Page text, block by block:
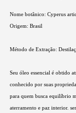
Nome botânico: Cyperus
Origem: Brasil
Método de Extração:
Seu óleo essencial é obtido
conhecido por suas
para quem busca equilíbrio
aterramento e paz interior.